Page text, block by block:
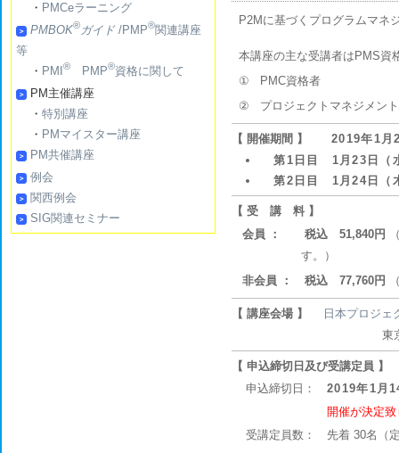
・ PMCeラーニング
PMBOK®ガイド/PMP®関連講座
等
・ PMI ® PMP®資格に関して
PM主催講座
・ 特別講座
・ PMマイスター講座
PM共催講座
例会
関西例会
SIG関連セミナー
P2Mに基づくプログラムマネ
本講座の主な受講者はPMS資
①
PMC資格者
②
プロジェクトマネジメン
【 開催期間 】 2019年1月
第1日目 1月23日（
第2日目 1月24日（
【 受 講 料 】
会員 ：
税込 51,840円
す。）
非会員 ：
税込 77,760円
【 講座会場 】
日本プロジ
東京都港区東麻布一
【 申込締切日及び受講定員 】
申込締切日：
2019年1月
開催が決定
受講定員数：
先着 30名（